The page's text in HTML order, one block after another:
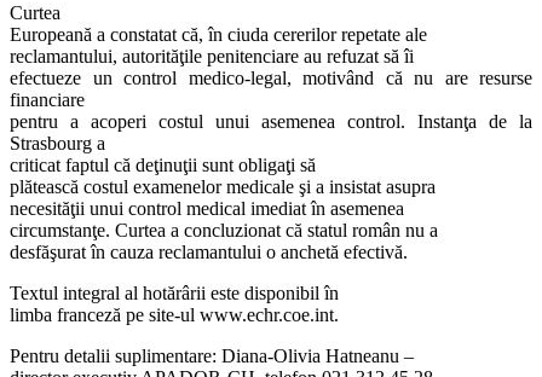
Curtea
Europeană a constatat că, în ciuda cererilor repetate ale
reclamantului, autorităţile penitenciare au refuzat să îi
efectueze un control medico-legal, motivând că nu are resurse
financiare
pentru a acoperi costul unui asemenea control. Instanţa de la
Strasbourg a
criticat faptul că deţinuţii sunt obligaţi să
plătească costul examenelor medicale şi a insistat asupra
necesităţii unui control medical imediat în asemenea
circumstanţe. Curtea a concluzionat că statul român nu a
desfăşurat în cauza reclamantului o anchetă efectivă.
Textul integral al hotărârii este disponibil în
limba franceză pe site-ul www.echr.coe.int.
Pentru detalii suplimentare: Diana-Olivia Hatneanu –